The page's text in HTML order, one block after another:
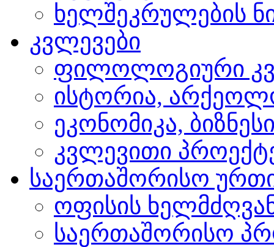
ხელშეკრულების
კვლევები
ფილოლოგიური
ისტორია,
ეკონომიკა,
კვლევითი
საერთაშორისო
ოფისის
საერთაშორისო